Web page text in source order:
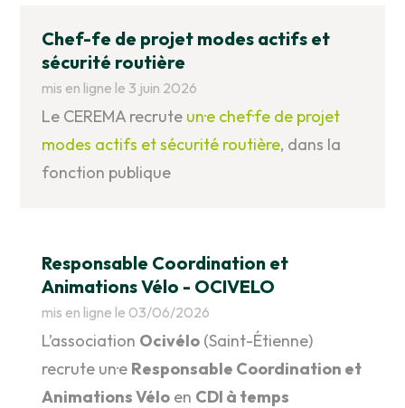
Chef-fe de projet modes actifs et
sécurité routière
mis en ligne le 3 juin 2026
Le CEREMA recrute un·e chef·fe de projet
modes actifs et sécurité routière, dans la
fonction publique
Responsable Coordination et
Animations Vélo - OCIVELO
mis en ligne le 03/06/2026
L’association Ocivélo (Saint-Étienne)
recrute un·e Responsable Coordination et
Animations Vélo en CDI à temps